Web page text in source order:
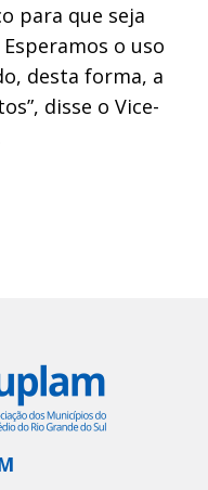
para que seja
o uso
desta forma, a
disse o Vice-